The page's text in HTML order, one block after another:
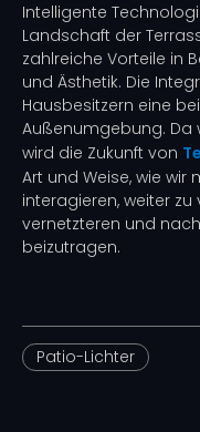
Intelligente
Landschaft der
zahlreiche Vorteile in
und Ästhetik. Die
Hausbesitzern eine
Außenumgebung. Da
wird die Zukunft von
Art und Weise, wie
interagieren, weiter
vernetzteren und
beizutragen.
Patio-Lichter